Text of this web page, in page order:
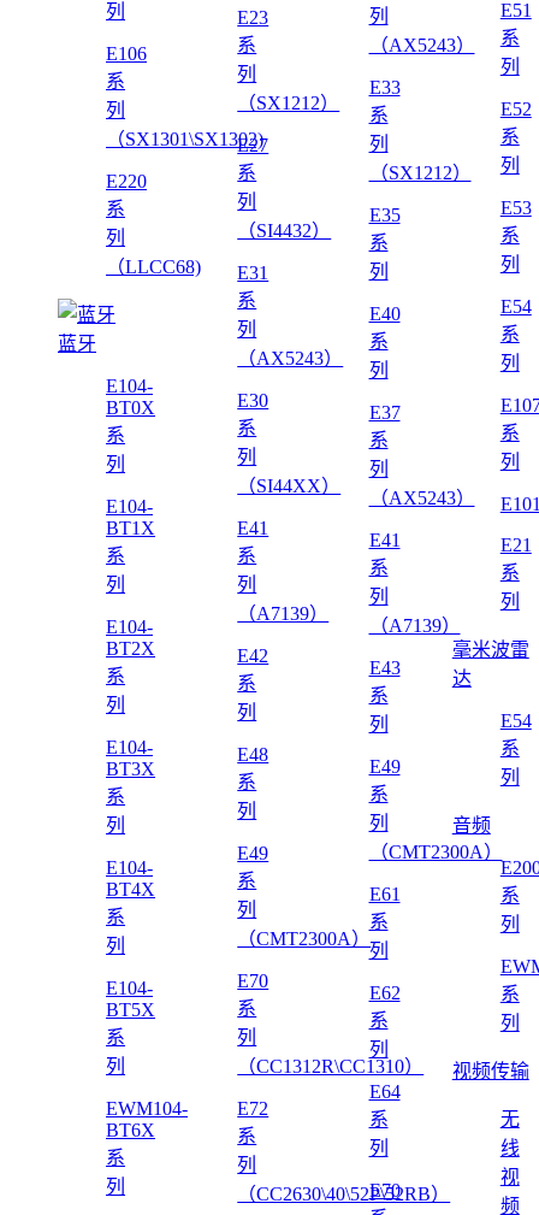
列
E106
系
列
（SX1301\SX1302)
E220
系
列
（LLCC68)
蓝牙
E104-
BT0X
系
列
E104-
BT1X
系
列
E104-
BT2X
系
列
E104-
BT3X
系
列
E104-
BT4X
系
列
E104-
BT5X
系
列
EWM104-
BT6X
系
列
E23
系
列
（SX1212）
E27
系
列
（SI4432）
E31
系
列
（AX5243）
E30
系
列
（SI44XX）
E41
系
列
（A7139）
E42
系
列
E48
系
列
E49
系
列
（CMT2300A）
E70
系
列
（CC1312R\CC1310）
E72
系
列
（CC2630\40\52P\52RB）
列
（AX5243）
E33
系
列
（SX1212）
E35
系
列
E40
系
列
E37
系
列
（AX5243）
E41
系
列
（A7139）
E43
系
列
E49
系
列
（CMT2300A）
E61
系
列
E62
系
列
E64
系
列
E70
E51
系
列
E52
系
列
E53
系
列
E54
系
列
系
列
E21
系
列
毫米波雷
达
E54
系
列
音频
系
列
系
列
视频传输
无
线
视
频